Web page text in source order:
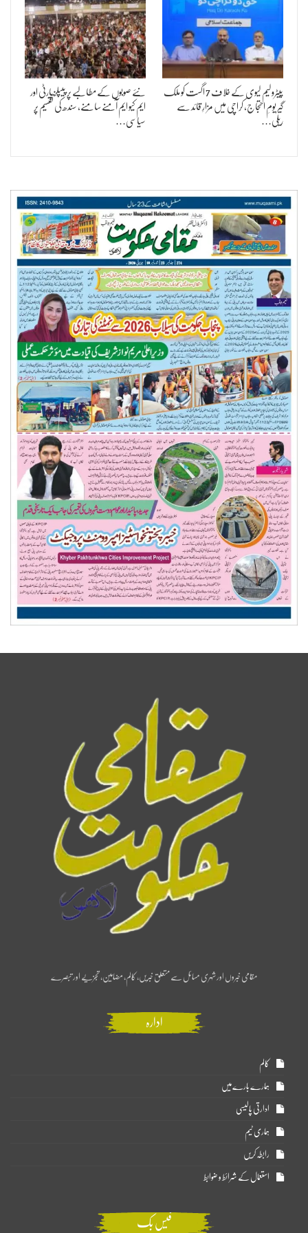
پیٹرولیم لیوی کے خلاف 7 اگست کو ملک
گیر یومِ احتجاج، کراچی میں مزارِ قائد سے
ریلی…
نئے صوبوں کے مطالبے پر پیپلز پارٹی اور
ایم کیو ایم آمنے سامنے، سندھ کی تقسیم پر
سیاسی…
مقامی خبروں اور شہری مسائل سے متعلق خبریں، کالم، مضامین، تجزیے اور تبصرے
ادارہ
کالم
ہمارے بارے میں
ادارتی پالیسی
ہماری ٹیم
رابطہ کریں
استعمال کے شرائط و ضوابط
فیس بک